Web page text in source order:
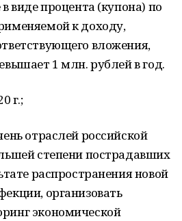
виде процента (купона) по
к доходу,
вложения,
1 млн. рублей в год.
г.;
отраслей российской
степени пострадавших
распространения новой
организовать
экономической